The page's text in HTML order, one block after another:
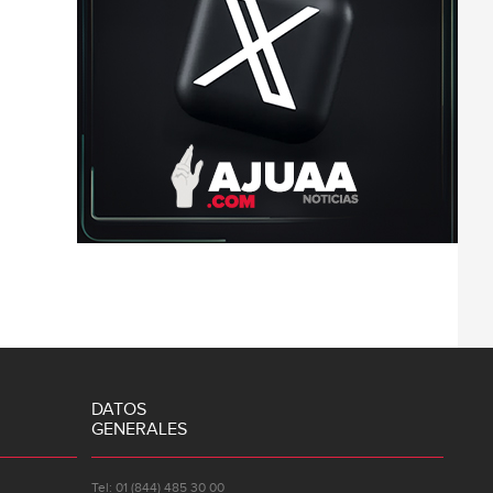
DATOS
GENERALES
Tel: 01 (844) 485 30 00